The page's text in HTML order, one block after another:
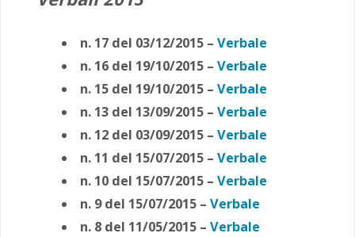
n. 17 del 03/12/2015 –Verbale
n. 16 del 19/10/2015 –Verbale
n. 15 del 19/10/2015 –Verbale
n. 13 del 13/09/2015 –Verbale
n. 12 del 03/09/2015 –Verbale
n. 11 del 15/07/2015 –Verbale
n. 10 del 15/07/2015 –Verbale
n. 9 del 15/07/2015 –Verbale
n. 8 del 11/05/2015 –Verbale